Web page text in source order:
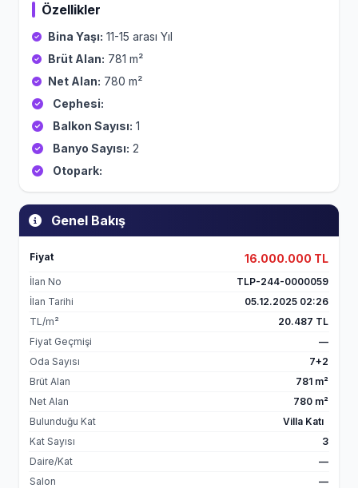
Genel Bakış
Fiyat 16.000.000 TL
İlan No
TLP-244-0000059
İlan Tarihi
05.12.2025 02:26
TL/m²
20.487 TL
Fiyat Geçmişi
—
Oda Sayısı
7+2
Brüt Alan
781 m²
Net Alan
780 m²
Bulunduğu Kat
Villa Katı
Kat Sayısı
3
Daire/Kat
—
Salon
—
Özellikler
Bina Yaşı: 11-15 arası Yıl
Brüt Alan: 781 m²
Net Alan: 780 m²
Cephesi:
Balkon Sayısı: 1
Banyo Sayısı: 2
Otopark: